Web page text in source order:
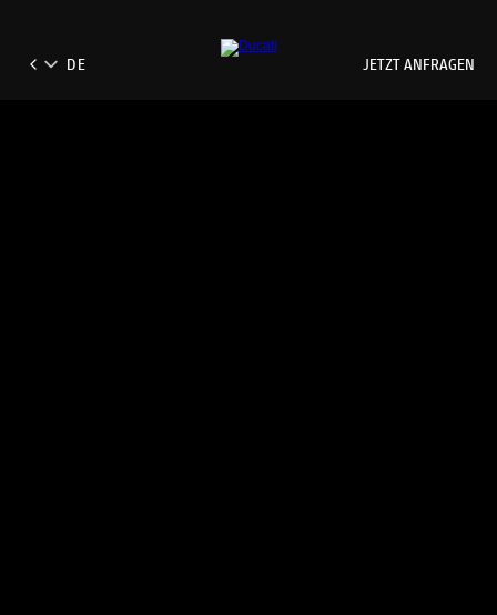
JETZT ANFRAGEN